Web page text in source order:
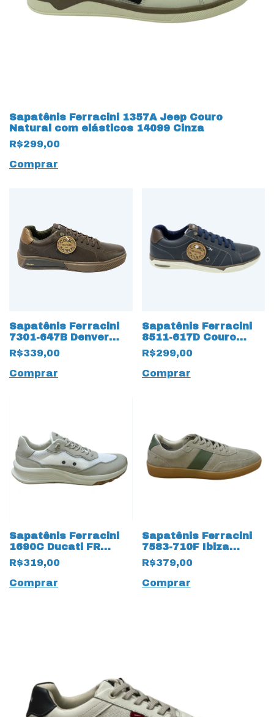
Sapatênis Ferracini 1357A Jeep Couro
Natural com elásticos 14099 Cinza
R$299,00
Comprar
Sapatênis Ferracini
7301-647B Denver
13466 BA Linha 24h
em Couro Natural
R$339,00
Comprar
Sapatênis Ferracini
8511-617D Couro
Natural com cadarço
13145 Fake
R$299,00
Comprar
Sapatênis Ferracini
1690C Ducati FR
18868 Couro Natural
R$319,00
Comprar
Sapatênis Ferracini
7583-710F Ibiza
Camurça 18862 Areia
R$379,00
Comprar